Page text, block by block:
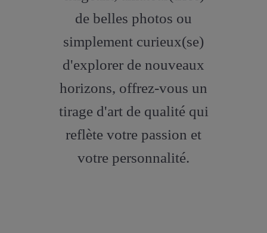
de belles photos ou
simplement curieux(se)
d'explorer de nouveaux
horizons, offrez-vous un
tirage d'art de qualité qui
reflète votre passion et
votre personnalité.